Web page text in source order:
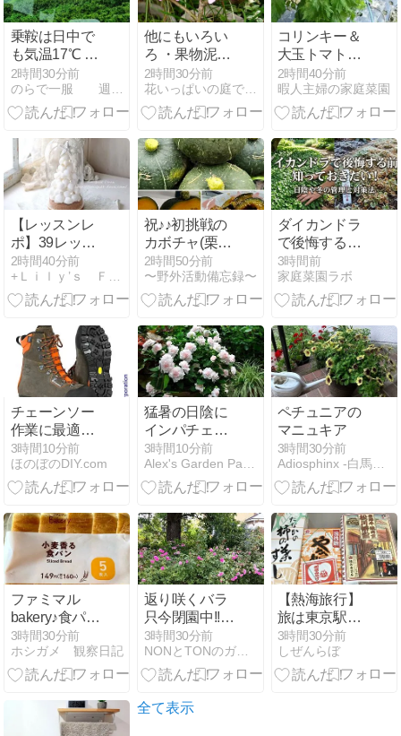
乗鞍は日中で
も気温17℃ そ
んな旅の途中
です
2時間30分前
他にもいろい
ろ ・果物泥
棒・増える?
交通事故・恥
を知らない福
2時間30分前
花いっぱいの庭で・・
コリンキー＆
大玉トマト＆
ナス＆キュウ
リ収穫☆葉山
農園（8月初
2時間40分前
暇人主婦の家庭菜園
【レッスンレ
ポ】39レッス
ンの貝殻ツリ
ーのアレンジ
と在庫状況
2時間40分前
+Ｌｉｌｙ’ｓ Ｆｌｏｗｅｒ Ｃａｆｅ+
祝♪♪初挑戦の
カボチャ(栗
坊)を初収穫☆
それでもっ
て…栽培終了
2時間50分前
〜野外活動備忘録〜
ダイカンドラ
で後悔する前
に知っておき
たい！日陰や
冬の管理と対
3時間前
家庭菜園ラボ
チェーンソー
作業に最適な
軽量防護レザ
ーブーツ
3時間10分前
ほのぼのDIY.com
猛暑の日陰に
インパチェン
ス
3時間10分前
Alex's Garden Party♪
ペチュニアの
マニュキア
3時間30分前
Adiosphinx -白馬の森での生活-
ファミマル
bakery♪食パン
5枚入(^ｑ^)
3時間30分前
ホシガメ 観察日記
返り咲くバラ
只今閉園中!!コ
スモス・ダリ
アシーズンは
9月5日(土)～
3時間30分前
NONとTONのガーデンづくり
【熱海旅行】
旅は東京駅か
ら始まる。駅
弁とクラフト
ビールで過ご
3時間30分前
しぜんらぼ
全て表示